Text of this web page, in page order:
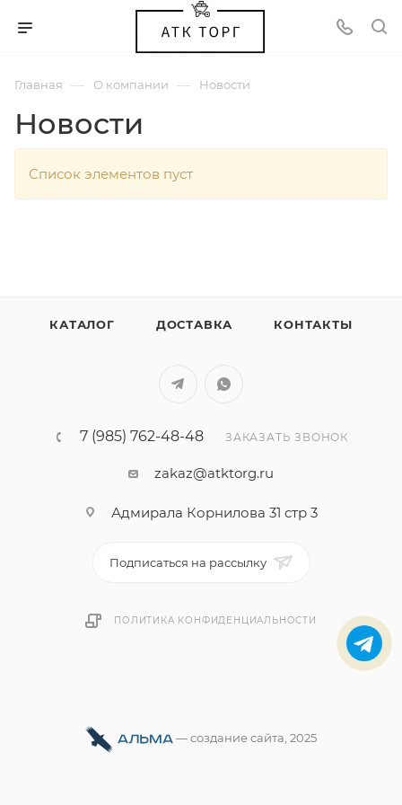
Главная — О компании — Новости
Новости
Список элементов пуст
КАТАЛОГ ДОСТАВКА КОНТАКТЫ
7 (985) 762-48-48 ЗАКАЗАТЬ ЗВОНОК
zakaz@atktorg.ru
Адмирала Корнилова 31 стр 3
Подписаться на рассылку
ПОЛИТИКА КОНФИДЕНЦИАЛЬНОСТИ
—cоздание сайта , 2025